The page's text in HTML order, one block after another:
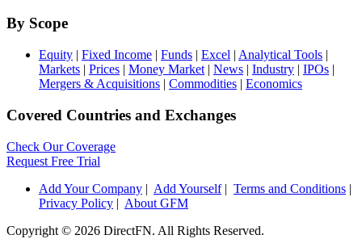
By Scope
Equity | Fixed Income | Funds | Excel | Analytical Tools |
Markets | Prices | Money Market | News | Industry | IPOs |
Mergers & Acquisitions | Commodities | Economics
Covered Countries and Exchanges
Check Our Coverage
Request Free Trial
Add Your Company | Add Yourself| Terms and Conditions |
Privacy Policy | About GFM
Copyright © 2026 DirectFN. All Rights Reserved.